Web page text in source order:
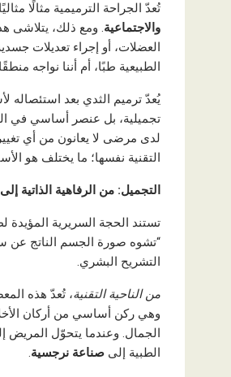
تُعدّ الجراحة الترميمية مثالًا
والاجتماعية. ومع ذلك، يتلاشى
العضلات، أو إجراء تعديلات
الطبيعية طبًا، أم أننا نواجه
يُعدّ ترميم الثدي بعد استئصاله
تجميلية، بل عنصر أساسي في
لدى مرضى لا يعانون من أي
التقنية نفسها؛ ما يختلف هو
التجميل: من الرفاهية الذاتية
تستند الحجة السريرية
“تشوه صورة الجسم الناتج عن
التشريح البشري.
من الناحية التقنية، تُعدّ هذه
وهي ركن أساسي من أركان
الجمال. وعندما يتحوّل
الطبية إلى صناعة نرجسية.